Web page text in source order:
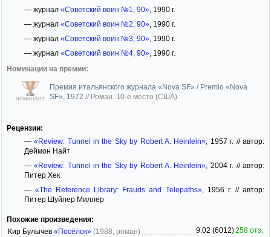
— журнал «Советский воин №1, 90», 1990 г.
— журнал «Советский воин №2, 90», 1990 г.
— журнал «Советский воин №3, 90», 1990 г.
— журнал «Советский воин №4, 90», 1990 г.
Номинации на премии:
номинант
Премия итальянского журнала «Nova SF» / Premio «Nova
SF», 1972 // Роман. 10-е место (США)
Рецензии:
—«Review: Tunnel in the Sky by Robert A. Heinlein» , 1957 г. // автор:
Деймон Найт
—«Review: Tunnel in the Sky by Robert A. Heinlein» , 2004 г. // автор:
Питер Хек
— «The Reference Library: Frauds and Telepaths», 1956 г. // автор:
Питер Шуйлер Миллер
Похожие произведения:
Кир Булычев «Посёлок» (1988, роман) 9.02 (6012)258 отз.